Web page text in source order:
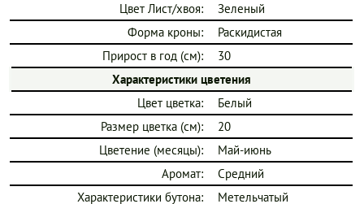
Цвет Лист/хвоя:
Зеленый
Форма кроны:
Раскидистая
Прирост в год (см):
30
Характеристики цветения
Цвет цветка:
Белый
Размер цветка (см):
20
Цветение (месяцы):
Май-июнь
Аромат:
Средний
Характеристики бутона:
Метельчатый